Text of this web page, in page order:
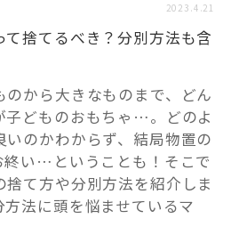
リノベ事例
力店
2023.4.21
て捨てるべき？分別方法も含
から大きなものまで、どん
子どものおもちゃ…。どのよ
いのかわからず、結局物置の
終い…ということも！そこで
て方や分別方法を紹介しま
法に頭を悩ませているマ